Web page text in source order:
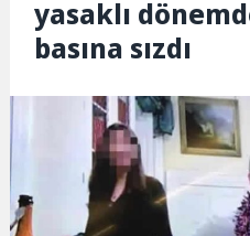
yasaklı
basına sızdı